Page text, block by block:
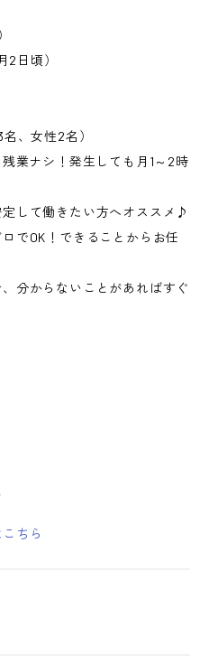
2日頃）
、女性2名）
業ナシ！発生しても月1～2時
して働きたい方へオススメ♪
でOK！できることからお任
分からないことがあればすぐ
ちら